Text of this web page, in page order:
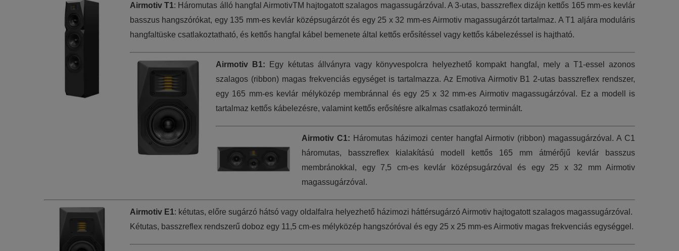
Airmotiv T1: Háromutas álló hangfal AirmotivTM hajtogatott szalagos magassugárzóval. A 3-utas, basszreflex dizájn kettős 165 mm-es kevlár
basszus hangszórókat, egy 135 mm-es kevlár középsugárzót és egy 25 x 32 mm-es Airmotiv magassugárzót tartalmaz. A T1 aljára moduláris
hangfaltüske csatlakoztatható, és kettős hangfal kábel bemenete által kettős erősítéssel vagy kettős kábelezéssel is hajtható.
Airmotiv B1: Egy kétutas állványra vagy könyvespolcra helyezhető kompakt hangfal, mely a T1-essel azonos
szalagos (ribbon) magas frekvenciás egységet is tartalmazza. Az Emotiva Airmotiv B1 2-utas basszreflex rendszer,
egy 165 mm-es kevlár mélyközép membránnal és egy 25 x 32 mm-es Airmotiv magassugárzóval. Ez a modell is
tartalmaz kettős kábelezésre, valamint kettős erősítésre alkalmas csatlakozó terminált.
Airmotiv C1: Háromutas házimozi center hangfal Airmotiv (ribbon) magassugárzóval. A C1
háromutas, basszreflex kialakítású modell kettős 165 mm átmérőjű kevlár basszus
membránokkal, egy 7,5 cm-es kevlár középsugárzóval és egy 25 x 32 mm Airmotiv
magassugárzóval.
Airmotiv E1: kétutas, előre sugárzó hátsó vagy oldalfalra helyezhető házimozi háttérsugárzó Airmotiv hajtogatott szalagos magassugárzóval.
Kétutas, basszreflex rendszerű doboz egy 11,5 cm-es mélyközép hangszóróval és egy 25 x 25 mm-es Airmotiv magas frekvenciás egységgel.